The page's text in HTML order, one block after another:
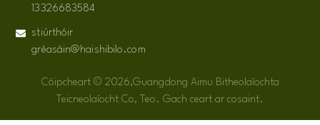
13326683584
stiúrthóir
gréasáin@haishibilo.com
Cóipcheart © 2026,Guangdong Aimu Bitheolaíochta
Teicneolaíocht Co, Teo. Gach ceart ar cosaint.